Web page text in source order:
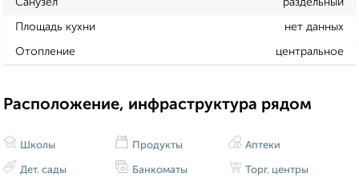
Площадь кухни нет данных
Отопление центральное
Расположение, инфраструктура рядом
Школы
Дет. сады
Продукты
Банкоматы
Аптеки
Торг. центры